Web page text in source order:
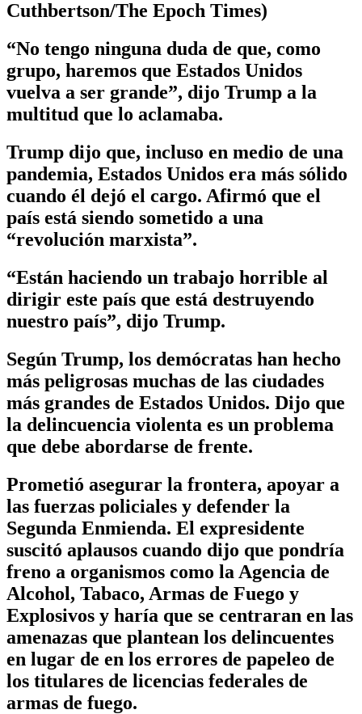
Cuthbertson/The Epoch Times)
“No tengo ninguna duda de que, como
grupo, haremos que Estados Unidos
vuelva a ser grande”, dijo Trump a la
multitud que lo aclamaba.
Trump dijo que, incluso en medio de una
pandemia, Estados Unidos era más sólido
cuando él dejó el cargo. Afirmó que el
país está siendo sometido a una
“revolución marxista”.
“Están haciendo un trabajo horrible al
dirigir este país que está destruyendo
nuestro país”, dijo Trump.
Según Trump, los demócratas han hecho
más peligrosas muchas de las ciudades
más grandes de Estados Unidos. Dijo que
la delincuencia violenta es un problema
que debe abordarse de frente.
Prometió asegurar la frontera, apoyar a
las fuerzas policiales y defender la
Segunda Enmienda. El expresidente
suscitó aplausos cuando dijo que pondría
freno a organismos como la Agencia de
Alcohol, Tabaco, Armas de Fuego y
Explosivos y haría que se centraran en las
amenazas que plantean los delincuentes
en lugar de en los errores de papeleo de
los titulares de licencias federales de
armas de fuego.